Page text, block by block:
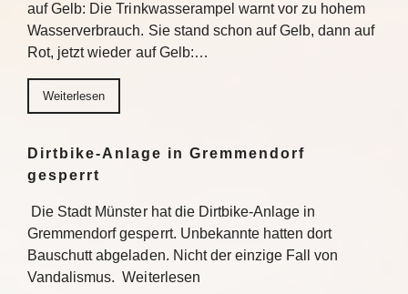
auf Gelb: Die Trinkwasserampel warnt vor zu hohem
Wasserverbrauch. Sie stand schon auf Gelb, dann auf
Rot, jetzt wieder auf Gelb:…
Weiterlesen
Dirtbike-Anlage in Gremmendorf
gesperrt
Die Stadt Münster hat die Dirtbike-Anlage in
Gremmendorf gesperrt. Unbekannte hatten dort
Bauschutt abgeladen. Nicht der einzige Fall von
Vandalismus. Weiterlesen